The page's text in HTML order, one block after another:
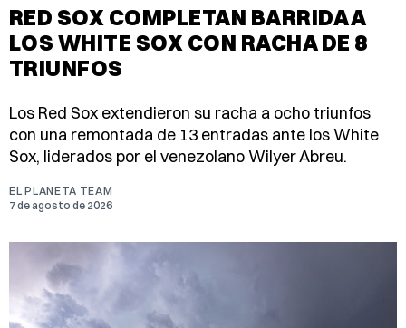
RED SOX COMPLETAN BARRIDA A
LOS WHITE SOX CON RACHA DE 8
TRIUNFOS
Los Red Sox extendieron su racha a ocho triunfos
con una remontada de 13 entradas ante los White
Sox, liderados por el venezolano Wilyer Abreu.
EL PLANETA TEAM
7 de agosto de 2026